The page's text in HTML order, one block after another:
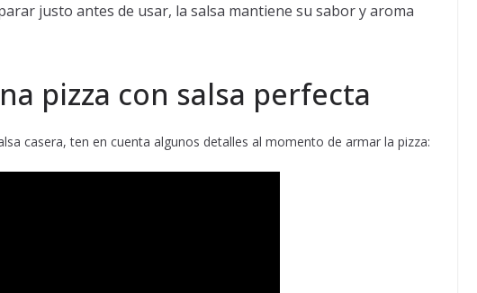
justo antes de usar, la salsa mantiene su sabor y aroma
pizza con salsa perfecta
casera, ten en cuenta algunos detalles al momento de armar la pizza: